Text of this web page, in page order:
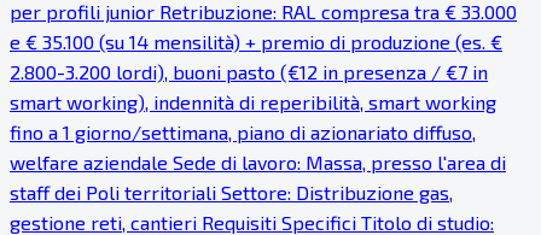
per profili junior Retribuzione: RAL compresa tra € 33.000
e € 35.100 (su 14 mensilità) + premio di produzione (es. €
2.800-3.200 lordi), buoni pasto (€12 in presenza / €7 in
smart working), indennità di reperibilità, smart working
fino a 1 giorno/settimana, piano di azionariato diffuso,
welfare aziendale Sede di lavoro: Massa, presso l'area di
staff dei Poli territoriali Settore: Distribuzione gas,
gestione reti, cantieri Requisiti Specifici Titolo di studio: